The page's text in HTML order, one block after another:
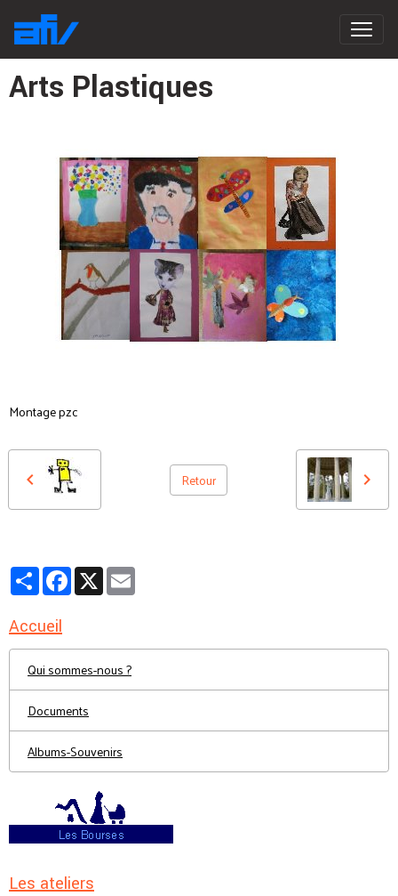
Arts Plastiques
Montage pzc
Retour
PartagerFacebook
X
Accueil
Qui sommes-nous ?
Documents
Albums-Souvenirs
Les ateliers